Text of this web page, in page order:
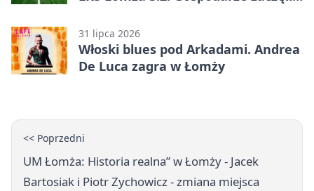
Liga Grupa 1 (Grupa I)
31 lipca 2026
Włoski blues pod Arkadami. Andrea
De Luca zagra w Łomży
<< Poprzedni
UM Łomża: Historia realna” w Łomży - Jacek
Bartosiak i Piotr Zychowicz - zmiana miejsca